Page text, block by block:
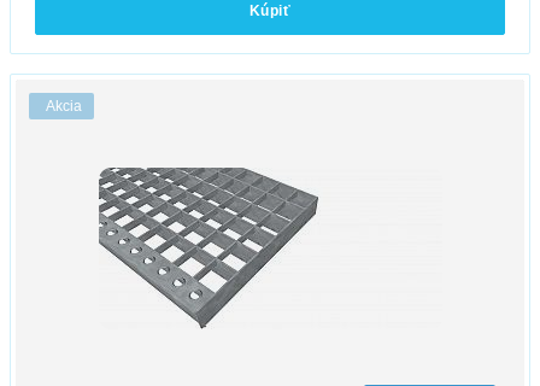
Kúpiť
Akcia